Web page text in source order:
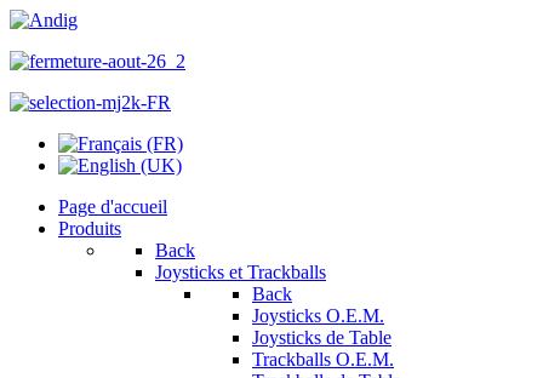
Page d'accueil
Produits
Back
Joysticks et Trackballs
Back
Joysticks O.E.M.
Joysticks de Table
Trackballs O.E.M.